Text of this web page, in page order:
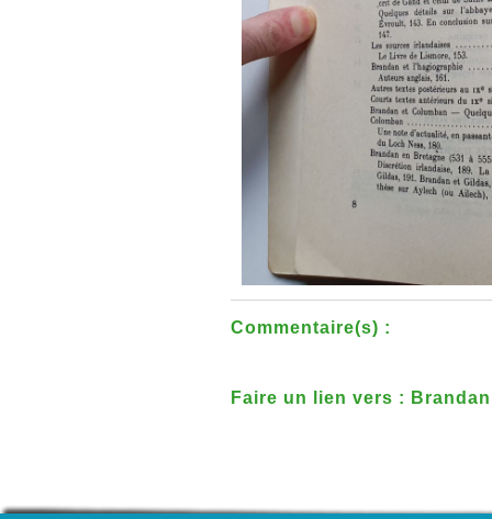
Commentaire(s) :
Faire un lien vers :